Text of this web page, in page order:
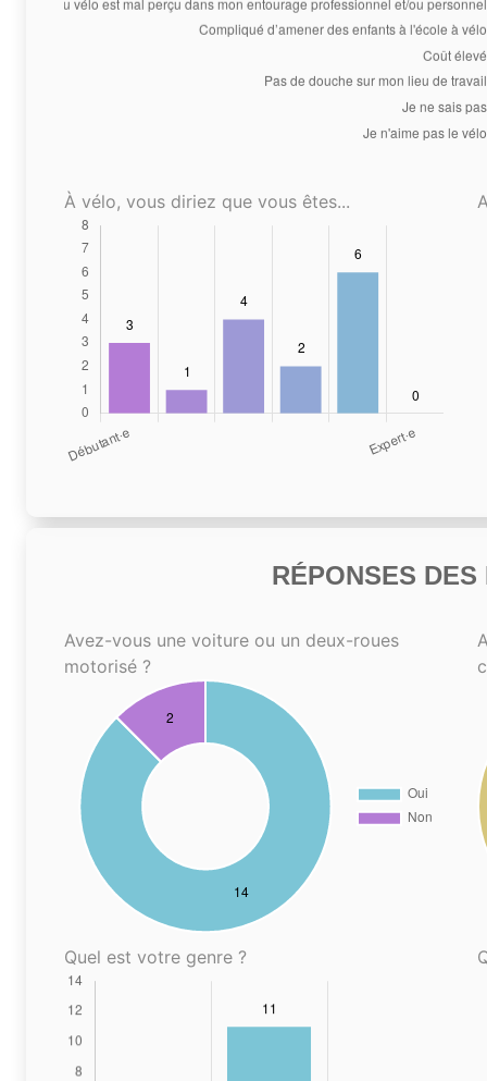
À vélo, vous diriez que vous êtes...
RÉPONSES
Avez-vous une voiture ou un deux-roues
motorisé ?
Quel est votre genre ?